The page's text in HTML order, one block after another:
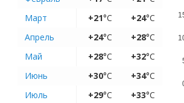
Март
+21°C +24°C
Апрель
+24°C +28°C
Май
+28°C +32°C
Июнь
+30°C +34°C
Июль
+29°C +33°C